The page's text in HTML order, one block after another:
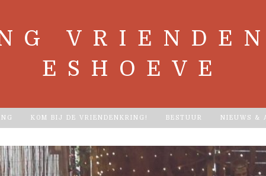
ESHOEVE
KOM BIJ DE VRIENDENKRING! BESTUUR NIEUWS &